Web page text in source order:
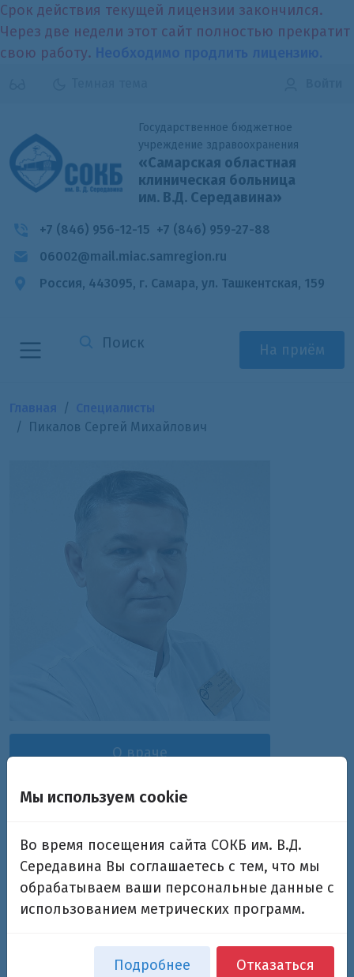
Срок действия текущей лицензии закончился.
Через две недели этот сайт полностью прекратит
свою работу.
Государственное бюджетное
учреждение здравоохранения
«Самарская областная
клиническая больница
им. В.Д. Середавина»
+7 (846) 956-12-15 +7 (846) 959-27-88
06002@mail.miac.samregion.ru
Россия, 443095, г. Самара, ул. Ташкентская, 159
На приём
Пикалов Сергей Михайлович
О враче
4 Отзывы
Пикалов Сергей
Михайлович
Заведующий урологическим отделением
главного корпуса, заместитель главного врача
по медицинской части (по вопросам донорства
Мы используем cookie
Во время посещения сайта СОКБ им. В.Д.
Середавина Вы соглашаетесь с тем, что мы
обрабатываем ваши персональные данные с
использованием метрических программ.
Подробнее Отказаться